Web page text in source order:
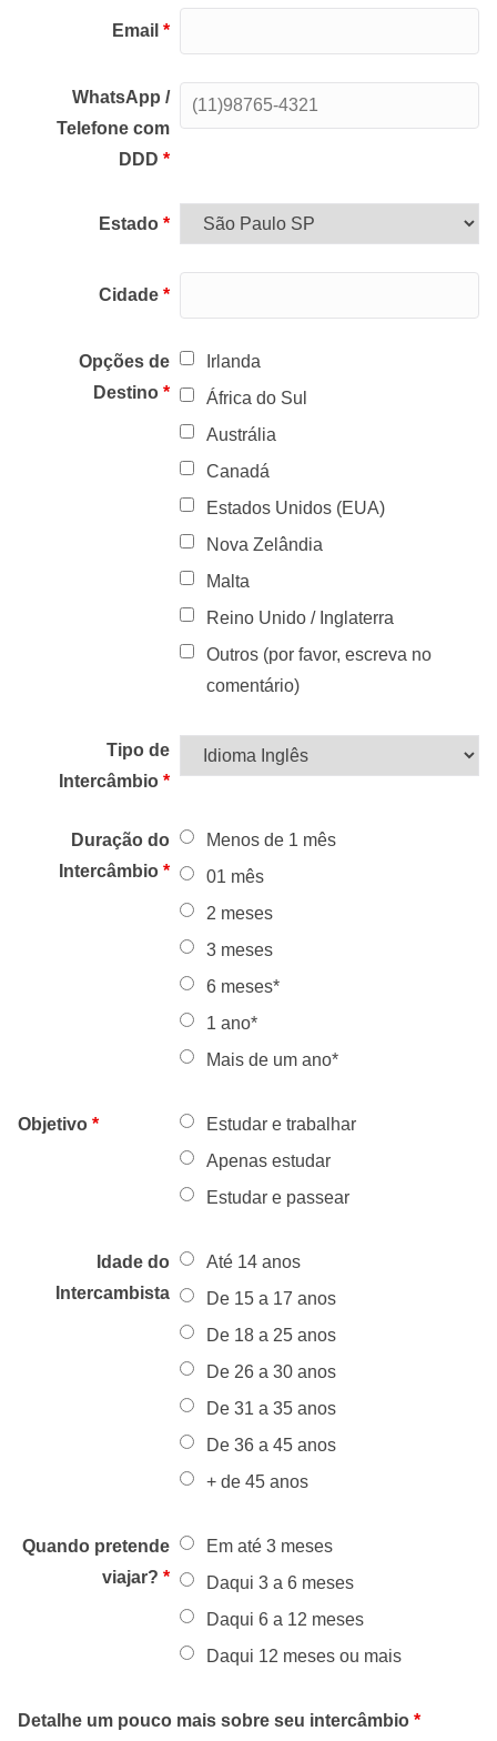
Email*
WhatsApp /
Telefone com
DDD*
Estado*
Cidade*
Opções de
Destino*
Irlanda
África do Sul
Austrália
Canadá
Estados Unidos (EUA)
Nova Zelândia
Malta
Reino Unido / Inglaterra
Outros (por favor, escreva no
comentário)
Tipo de
Intercâmbio*
Duração do
Intercâmbio*
Menos de 1 mês
01 mês
2 meses
3 meses
6 meses*
1 ano*
Mais de um ano*
Objetivo *
Estudar e trabalhar
Apenas estudar
Estudar e passear
Idade do
Intercambista
Até 14 anos
De 15 a 17 anos
De 18 a 25 anos
De 26 a 30 anos
De 31 a 35 anos
De 36 a 45 anos
+ de 45 anos
Quando pretende
viajar?*
Em até 3 meses
Daqui 3 a 6 meses
Daqui 6 a 12 meses
Daqui 12 meses ou mais
Detalhe um pouco mais sobre seu intercâmbio *